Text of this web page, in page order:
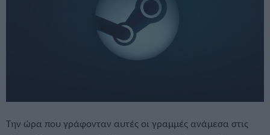
Tην ώρα που γράφονταν αυτές οι γραμμές ανάμεσα στις